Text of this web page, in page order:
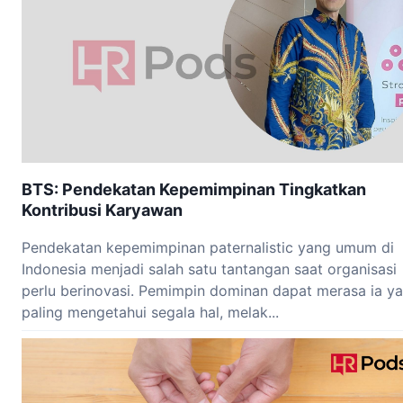
BTS: Pendekatan Kepemimpinan Tingkatkan
Kontribusi Karyawan
Pendekatan kepemimpinan paternalistic yang umum di
Indonesia menjadi salah satu tantangan saat organisasi
perlu berinovasi. Pemimpin dominan dapat merasa ia
paling mengetahui segala hal, melak...